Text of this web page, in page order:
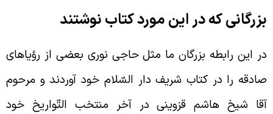
که در این مورد کتاب نوشتند
این رابطه بزرگان ما مثل حاجی نوری بعضی از رؤیاهای
را در کتاب شریف دار السّلام خود آوردند و مرحوم
شیخ هاشم قزوینی در آخر منتخب التّواریخ خود